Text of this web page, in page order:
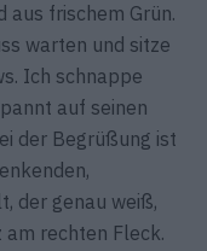
aus frischem Grün.
warten und sitze
Ich schnappe
auf seinen
der Begrüßung ist
der genau weiß,
am rechten Fleck.